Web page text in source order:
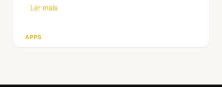
Ler mais
Categorias
APPS